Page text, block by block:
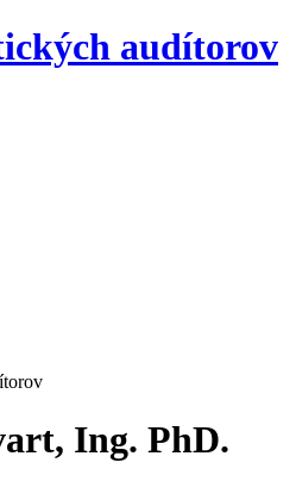
audítorov
Ing. PhD.